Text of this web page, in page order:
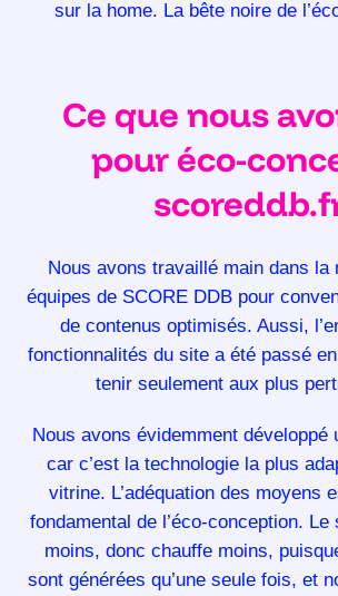
sur la home. La bête noire de
Ce que nous
pour éco-
Nous avons travaillé main dans la
équipes de SCORE DDB pour
de contenus optimisés. Aussi,
fonctionnalités du site a été passé
tenir seulement aux plus
Nous avons évidemment développé
car c’est la technologie la plus
vitrine. L’adéquation des moyens
fondamental de l’éco-conception.
moins, donc chauffe moins,
sont générées qu’une seule fois, et